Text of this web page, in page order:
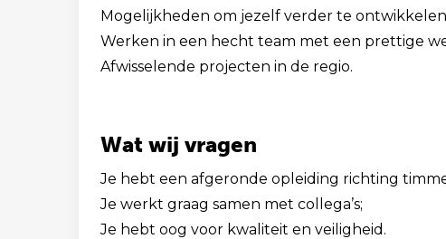
Mogelijkheden om jezelf verder te
Werken in een hecht team met een prettige
Afwisselende projecten in de regio.
Wat wij vragen
Je hebt een afgeronde opleiding richting
Je werkt graag samen met collega’s;
Je hebt oog voor kwaliteit en veiligheid.